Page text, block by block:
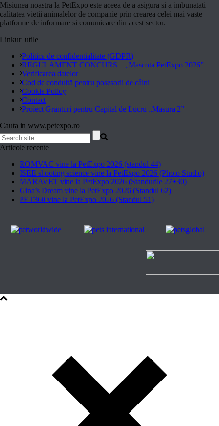
Misiunea noastra la PetExpo este aceea de a asigura si a imbunatati
calitatea vietii animalelor de companie prin crearea celei mai vaste
platforme de informare si comunicare din acest sector.
Linkuri utile
Politica de confidentialitate (GDPR)
REGULAMENT CONCURS – „Mascota PetExpo 2026”
Verificarea datelor
Cod de conduită pentru posesorii de câini
Cookie Policy
Contact
Proiect Granturi pentru Capital de Lucru „Masura 2”
Cauta in www.petexpo.ro
Articole recente
ROMVAC vine la PetExpo 2026 (standul 44)
ISEE shooting science vine la PetExpo 2026 (Photo Studio)
MARAVET vine la PetExpo 2026 (Standurile 27+30)
Gina’s Dream vine la PetExpo 2026 (Standul 62)
PET360 vine la PetExpo 2026 (Standul 51)